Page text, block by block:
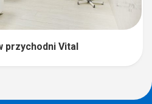
przychodni Vital